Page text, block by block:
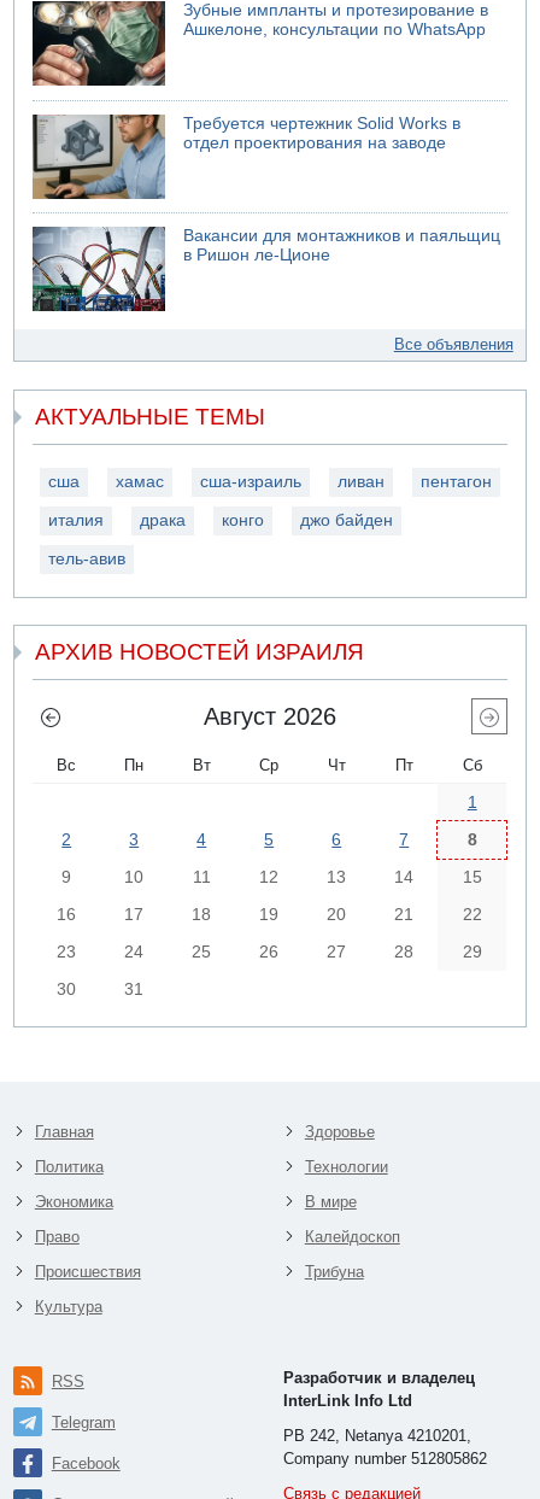
Зубные импланты и протезирование в
Ашкелоне, консультации по WhatsApp
Требуется чертежник Solid Works в
отдел проектирования на заводе
Вакансии для монтажников и паяльщиц
в Ришон ле-Ционе
Все объявления
АКТУАЛЬНЫЕ ТЕМЫ
сша хамас сша-израиль ливан пентагон
италия драка конго джо байден
тель-авив
АРХИВ НОВОСТЕЙ ИЗРАИЛЯ
Август 2026
Вс Пн Вт Ср Чт Пт Сб
1
2
3 4 5 6 7
8
9
10 11 12 13 14
15
16
17 18 19 20 21
22
23
24 25 26 27 28
29
30
31
Главная
Политика
Экономика
Право
Происшествия
Культура
Здоровье
Технологии
В мире
Калейдоскоп
Трибуна
RSS
Telegram
Facebook
Разработчик и владелец
InterLink Info Ltd
PB 242, Netanya 4210201,
Company number 512805862
Связь с редакцией